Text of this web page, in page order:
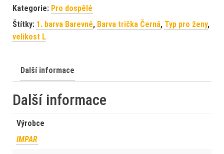
Kategorie: Pro dospělé
Štítky: 1. barva Barevné, Barva trička Černá, Typ pro ženy,
velikost L
Další informace
Další informace
Výrobce
IMPAR